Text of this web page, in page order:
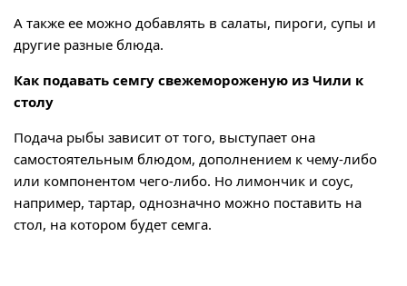
А также ее можно добавлять в салаты, пироги, супы и
другие разные блюда.
Как подавать семгу свежемороженую из Чили к
столу
Подача рыбы зависит от того, выступает она
самостоятельным блюдом, дополнением к чему-либо
или компонентом чего-либо. Но лимончик и соус,
например, тартар, однозначно можно поставить на
стол, на котором будет семга.